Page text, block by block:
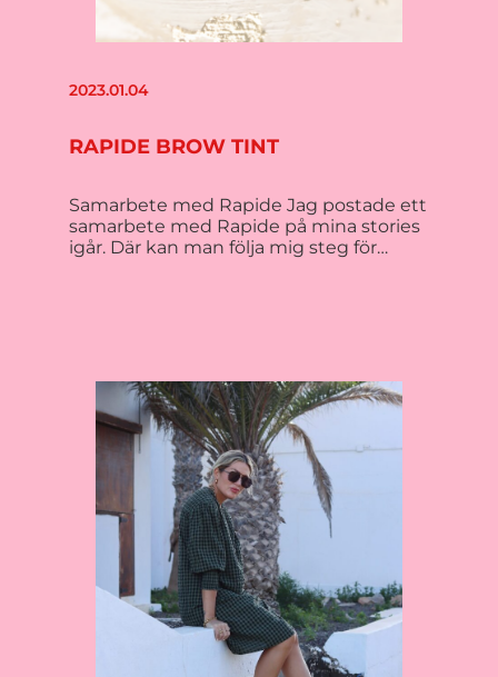
2023.01.04
RAPIDE BROW TINT
Samarbete med Rapide Jag postade ett
samarbete med Rapide på mina stories
igår. Där kan man följa mig steg för…